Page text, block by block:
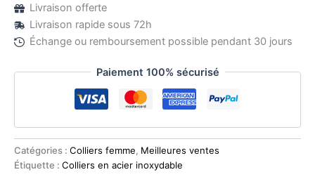
Livraison offerte
Livraison rapide sous 72h
Échange ou remboursement possible pendant 30 jours
Paiement 100% sécurisé
Catégories : Colliers femme, Meilleures ventes
Étiquette : Colliers en acier inoxydable